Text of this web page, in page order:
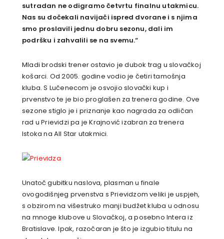
sutradan ne odigramo četvrtu finalnu utakmicu.
Nas su dočekali navijači ispred dvorane i s njima
smo proslavili jednu dobru sezonu, dali im
podršku i zahvalili se na svemu.“
Mladi brodski trener ostavio je dubok trag u slovačkoj
košarci. Od 2005. godine vodio je četiri tamošnja
kluba. S Lučenecom je osvojio slovački kup i
prvenstvo te je bio proglašen za trenera godine. Ove
sezone stiglo je i priznanje kao nagrada za odličan
rad u Prievidzi pa je Krajnović izabran za trenera
Istoka na All Star utakmici.
Unatoč gubitku naslova, plasman u finale
ovogodišnjeg prvenstva s Prievidzom veliki je uspjeh,
s obzirom na višestruko manji budžet kluba u odnosu
na mnoge klubove u Slovačkoj, a posebno Intera iz
Bratislave. Ipak, razočaran je što je izgubio titulu na